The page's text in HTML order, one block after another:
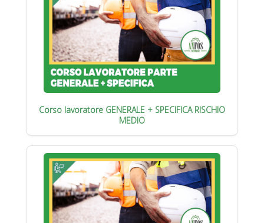
Corso lavoratore GENERALE + SPECIFICA RISCHIO
MEDIO